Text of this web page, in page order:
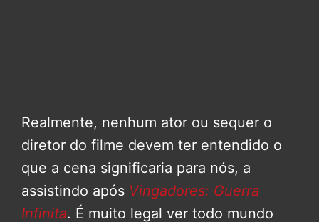
Realmente, nenhum ator ou sequer o
diretor do filme devem ter entendido o
que a cena significaria para nós, a
assistindo após Vingadores: Guerra
Infinita. É muito legal ver todo mundo